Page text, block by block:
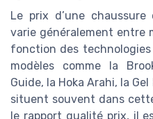
Le prix d’une
varie généralement entre
fonction des
modèles comme la
Guide, la Hoka Arahi, la
situent souvent dans
le rapport qualité prix, il